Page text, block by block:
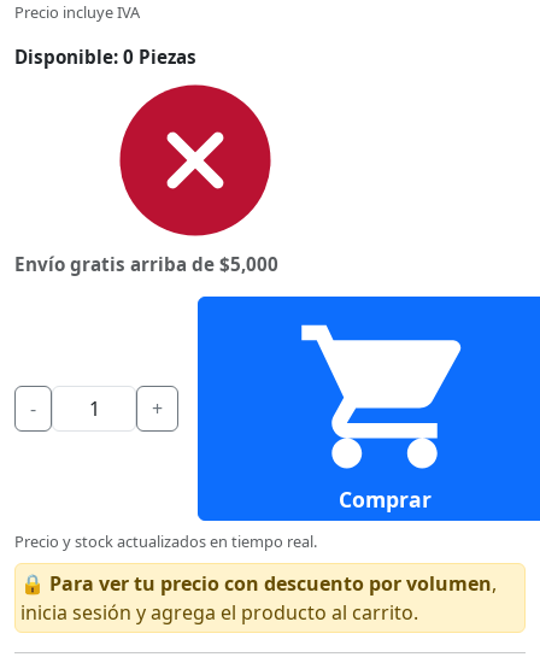
Precio incluye IVA
Disponible: 0 Piezas
Envío gratis arriba de $5,000
- +
Comprar
Precio y stock actualizados en tiempo real.
🔒 Para ver tu precio con descuento por volumen,
inicia sesión y agrega el producto al carrito.